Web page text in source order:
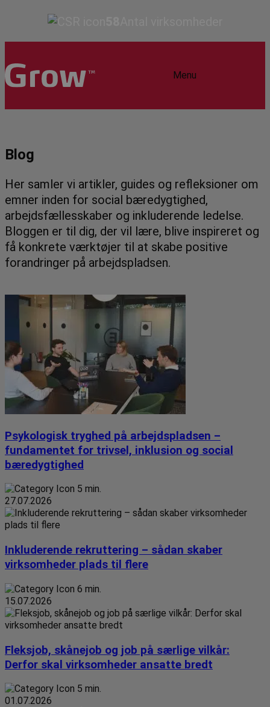
Menu
Blog
Her samler vi artikler, guides og refleksioner om
emner inden for social bæredygtighed,
arbejdsfællesskaber og inkluderende ledelse.
Bloggen er til dig, der vil lære, blive inspireret og
få konkrete værktøjer til at skabe positive
forandringer på arbejdspladsen.
Psykologisk tryghed på arbejdspladsen –
fundamentet for trivsel, inklusion og social
bæredygtighed
5 min.
27.07.2026
Inkluderende rekruttering – sådan skaber
virksomheder plads til flere
6 min.
15.07.2026
Fleksjob, skånejob og job på særlige vilkår:
Derfor skal virksomheder ansatte bredt
5 min.
01.07.2026